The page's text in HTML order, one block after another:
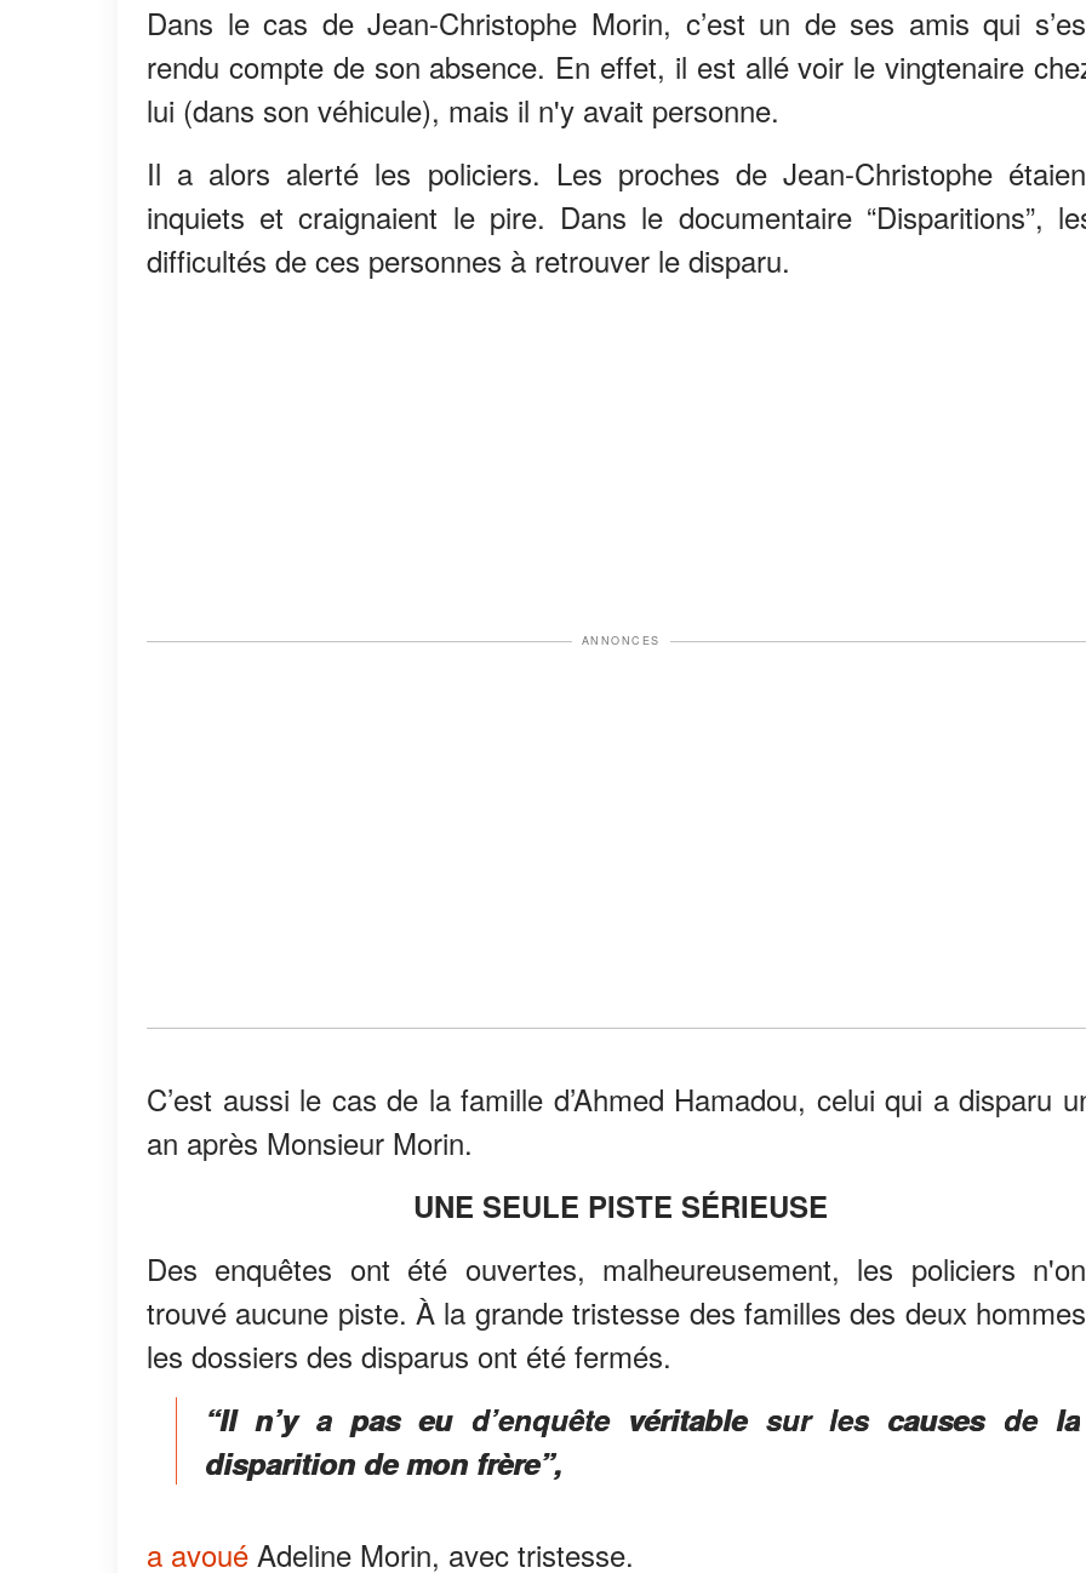
Dans le cas de Jean-Christophe Morin, c’est un de ses amis qui
rendu compte de son absence. En effet, il est allé voir le vingtenaire
lui (dans son véhicule), mais il n'y avait personne.
Il a alors alerté les policiers. Les proches de Jean-Christophe
inquiets et craignaient le pire. Dans le documentaire “Disparitions”,
difficultés de ces personnes à retrouver le disparu.
ANNONCES
C’est aussi le cas de la famille d’Ahmed Hamadou, celui qui a disparu
an après Monsieur Morin.
UNE SEULE PISTE SÉRIEUSE
Des enquêtes ont été ouvertes, malheureusement, les policiers
trouvé aucune piste. À la grande tristesse des familles des deux
les dossiers des disparus ont été fermés.
“Il n’y a pas eu d’enquête véritable sur les causes de la
disparition de mon frère”,
a avoué Adeline Morin, avec tristesse.